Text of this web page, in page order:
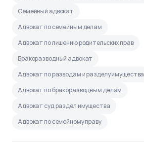
Семейный адвокат
Адвокат по семейным делам
Адвокат по лишению родительских прав
Бракоразводный адвокат
Адвокат по разводам и разделу имущества
Адвокат по бракоразводным делам
Адвокат суд раздел имущества
Адвокат по семейному праву